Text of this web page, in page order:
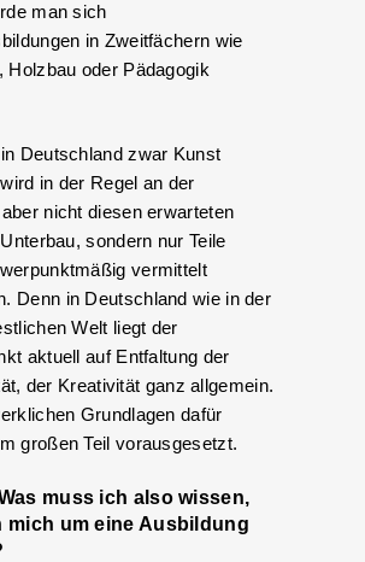
man sich
in Zweitfächern wie
Holzbau oder Pädagogik
Deutschland zwar Kunst
in der Regel an der
nicht diesen erwarteten
sondern nur Teile
vermittelt
Denn in Deutschland wie in der
Welt liegt der
aktuell auf Entfaltung der
der Kreativität ganz allgemein.
Grundlagen dafür
großen Teil vorausgesetzt.
muss ich also wissen,
mich um eine Ausbildung